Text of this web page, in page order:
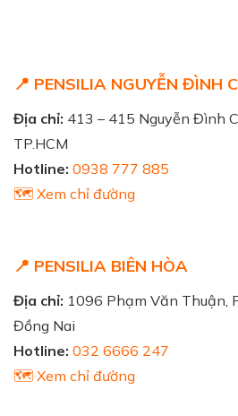
📍 PENSILIA NGUYỄN ĐÌNH
Địa chỉ: 413 – 415 Nguyễn Đình
TP.HCM
Hotline: 0938 777 885
🗺️ Xem chỉ đường
📍 PENSILIA BIÊN HÒA
Địa chỉ: 1096 Phạm Văn Thuận,
Đồng Nai
Hotline: 032 6666 247
🗺️ Xem chỉ đường